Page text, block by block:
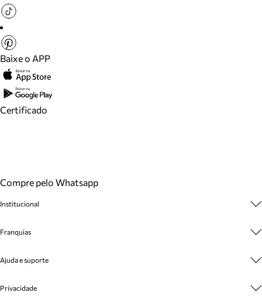
Baixe o APP
Certificado
Compre pelo Whatsapp
Institucional
Cashback
Venda Corporativa
Mapa do Site
Franquias
Plano de Negócio
Ajuda e suporte
Cadastro
Privacidade